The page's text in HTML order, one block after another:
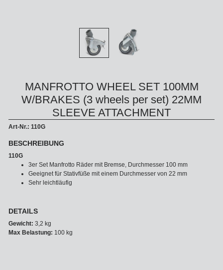
MANFROTTO WHEEL SET 100MM
W/BRAKES (3 wheels per set) 22MM
SLEEVE ATTACHMENT
Art-Nr.: 110G
BESCHREIBUNG
110G
3er Set Manfrotto Räder mit Bremse, Durchmesser 100 mm
Geeignet für Stativfüße mit einem Durchmesser von 22 mm
Sehr leichtläufig
DETAILS
Gewicht: 3,2 kg
Max Belastung: 100 kg